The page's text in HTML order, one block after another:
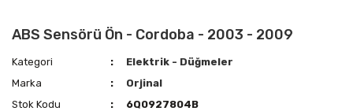
ABS Sensörü Ön - Cordoba - 2003 - 2009
Kategori
Elektrik - Düğmeler
Marka
Orjinal
Stok Kodu
6Q0927804B